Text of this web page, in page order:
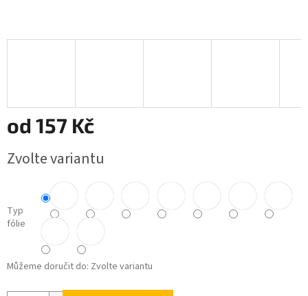
od 157 Kč
cena:
Zvolte variantu
Typ
fólie
Můžeme doručit do: Zvolte variantu